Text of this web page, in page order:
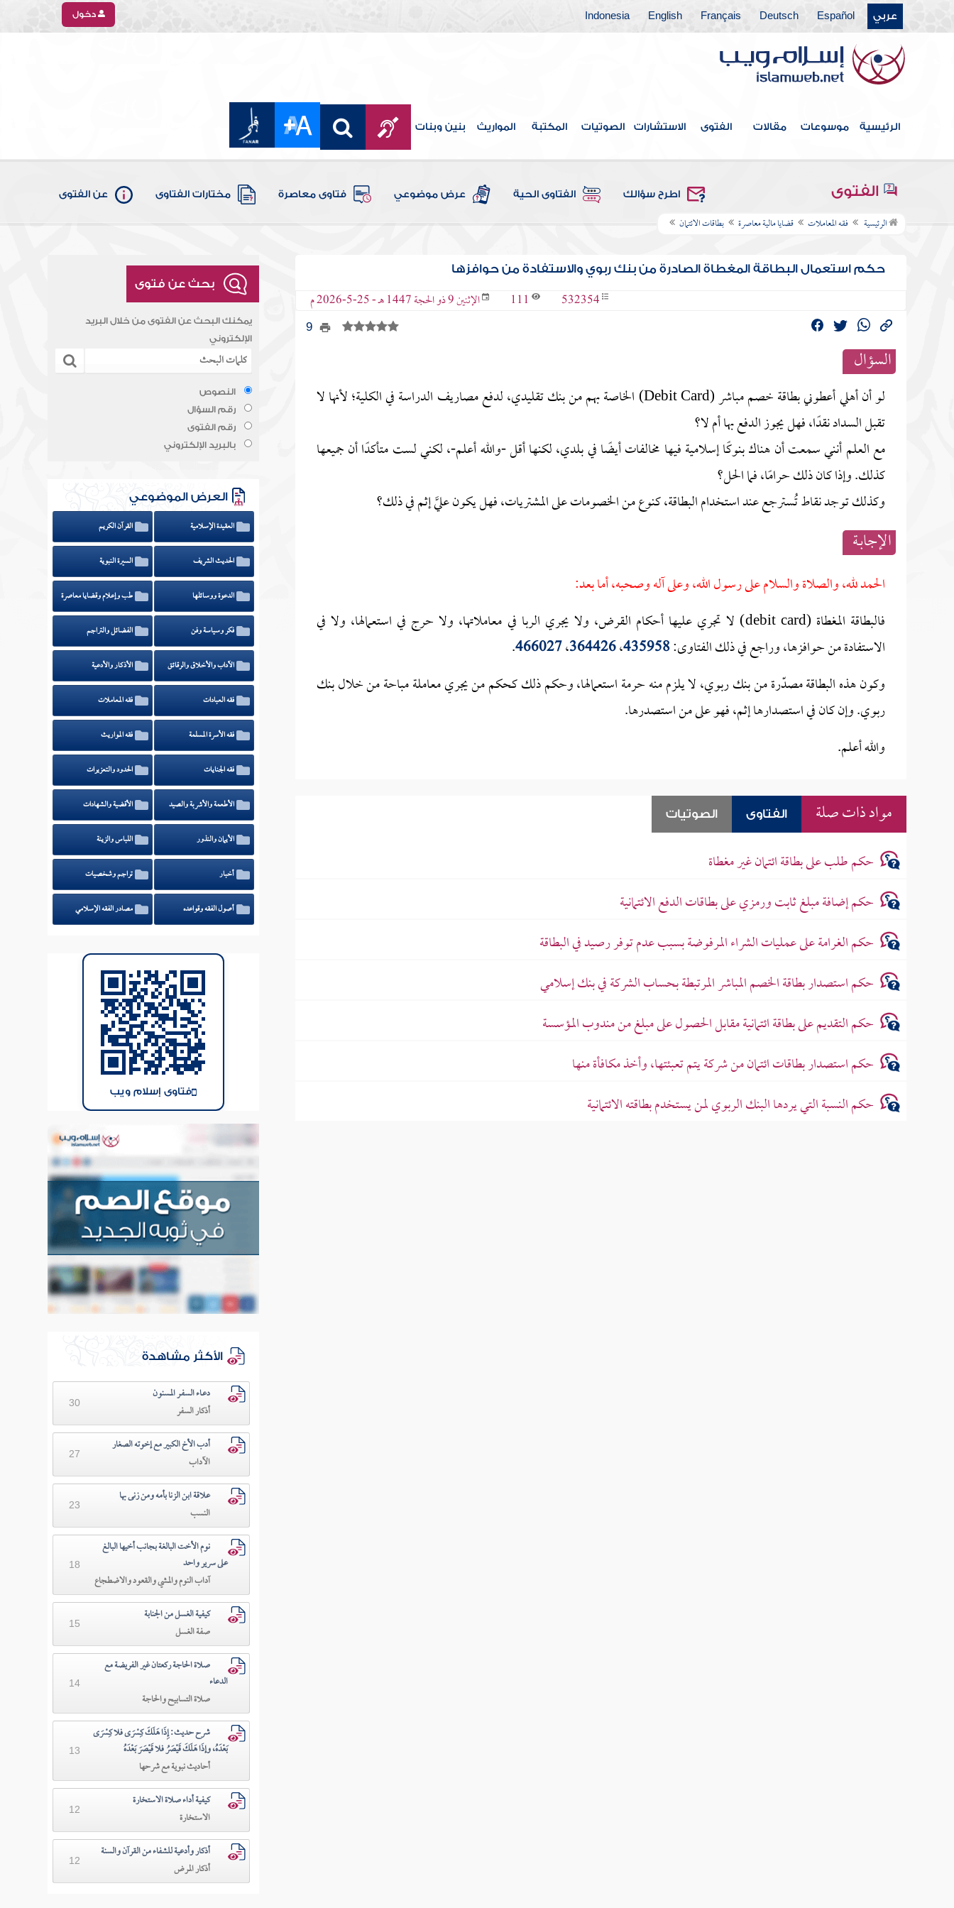
عربي Español
Deutsch
Français
English
Indonesia دخول
الرئيسية موسوعات مقالات الفتوى الاستشارات الصوتيات المكتبة المواريث بنين وبنات
الفتوى اطرح سؤالك الفتاوى الحية عرض موضوعي فتاوى معاصرة مختارات الفتاوى عن الفتوى
الرئيسية فقه المعاملات قضايا مالية معاصرة بطاقات الائتمان
حكم استعمال البطاقة المغطاة الصادرة من بنك ربوي والاستفادة من حوافزها
532354
111 الإثنين 9 ذو الحجة 1447 هـ - 25-5-2026 م
9
السؤال
لو أن أهلي أعطوني بطاقة خصم مباشر (Debit Card) الخاصة بهم من بنك تقليدي، لدفع مصاريف الدراسة في الكلية؛ لأنها لا
تقبل السداد نقدًا، فهل يجوز الدفع بها أم لا؟
مع العلم أنني سمعت أن هناك بنوكًا إسلامية فيها مخالفات أيضًا في بلدي، لكنها أقل -والله أعلم-، لكني لست متأكدًا أن جميعها
كذلك. وإذا كان ذلك حرامًا، فما الحل؟
وكذلك توجد نقاط تُسترجع عند استخدام البطاقة، كنوع من الخصومات على المشتريات، فهل يكون عليَّ إثم في ذلك؟
الإجابــة
الحمد لله، والصلاة والسلام على رسول الله، وعلى آله وصحبه، أما بعد:
فالبطاقة المغطاة (debit card) لا تجري عليها أحكام القرض، ولا يجري الربا في معاملاتها، ولا حرج في استعمالها، ولا في
الاستفادة من حوافزها، وراجع في ذلك الفتاوى:435958،364426،466027
.
وكون هذه البطاقة مصدّرة من بنك ربوي، لا يلزم منه حرمة استعمالها، وحكم ذلك كحكم من يجري معاملة مباحة من خلال بنك
ربوي. وإن كان في استصدارها إثم، فهو على من استصدرها.
والله أعلم.
مواد ذات صلة الفتاوى الصوتيات
حكم طلب على بطاقة ائتمان غير مغطاة
حكم إضافة مبلغ ثابت ورمزي على بطاقات الدفع الائتمانية
حكم الغرامة على عمليات الشراء المرفوضة بسبب عدم توفر رصيد في البطاقة
حكم استصدار بطاقة الخصم المباشر المرتبطة بحساب الشركة في بنك إسلامي
حكم التقديم على بطاقة ائتمانية مقابل الحصول على مبلغ من مندوب المؤسسة
حكم استصدار بطاقات ائتمان من شركة يتم تعبئتها، وأخذ مكافأة منها
حكم النسبة التي يردها البنك الربوي لمن يستخدم بطاقته الائتمانية
بحث عن فتوى
يمكنك البحث عن الفتوى من خلال البريد
الإلكتروني
النصوص
رقم السؤال
رقم الفتوى
بالبريد الإلكتروني
العرض الموضوعي
العقيدة الإسلامية القرآن الكريم
الحديث الشريف السيرة النبوية
الدعوة ووسائلها طب وإعلام وقضايا معاصرة
فكر وسياسة وفن الفضائل والتراجم
الآداب والأخلاق والرقائق الأذكار والأدعية
فقه العبادات فقه المعاملات
فقه الأسرة المسلمة فقه المواريث
فقه الجنايات الحدود والتعزيرات
الأطعمة والأشربة والصيد الأقضية والشهادات
الأيمان والنذور اللباس والزينة
أخبار تراجم وشخصيات
أصول الفقه وقواعده مصادر الفقه الإسلامي
فتاوى إسلام ويب
الأكثر مشاهدة
دعـاء السفـر المسنون
أذكار السفر
30
أدب الأخ الكبير مع إخوته الصغار
الآداب
27
علاقة ابن الزنا بأمه ومن زنى بها
النسب
23
نوم الأخت البالغة بجانب أخيها البالغ
على سرير واحد
آداب النوم والمشي والقعود والاضطجاع
18
كيفية الغسل من الجنابة
صفة الغسل
15
صلاة الحاجة ركعتان غير الفريضة مع
الدعاء
صلاة التسابيح والحاجة
14
شرح حديث: إِذَا هَلَكَ كِسْرَى فلا كِسْرَى
بَعْدَهُ، وإذَا هَلَكَ قَيْصَرُ فلا قَيْصَرَ بَعْدَهُ
أحاديث نبوية مع شرحها
13
كيفية أداء صلاة الاستخارة
الاستخارة
12
أذكار وأدعية للشفاء من القرآن والسنة
أذكار المرض
12